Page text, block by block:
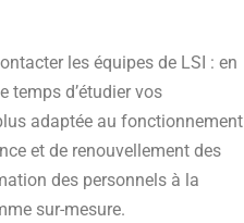
les équipes de LSI : en
temps d’étudier vos
adaptée au fonctionnement
et de renouvellement des
des personnels à la
sur-mesure.